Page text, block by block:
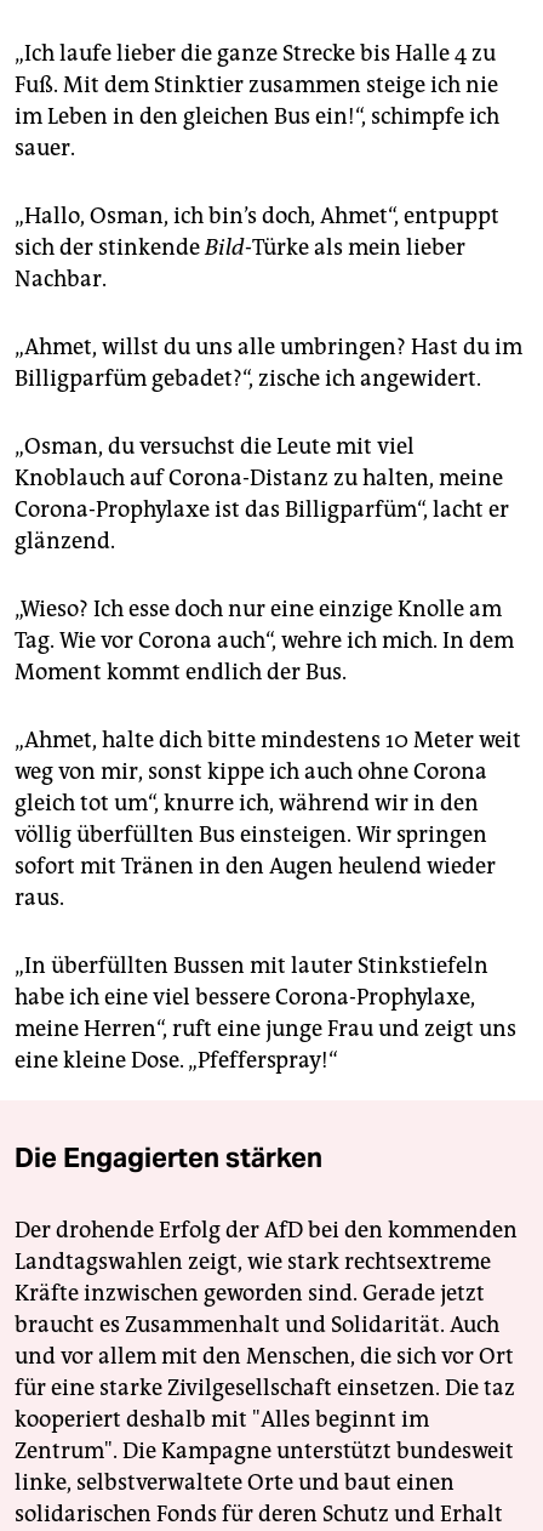
„Ich laufe lieber die ganze Strecke bis Halle 4 zu
Fuß. Mit dem Stinktier zusammen steige ich nie
im Leben in den gleichen Bus ein!“, schimpfe ich
sauer.
„Hallo, Osman, ich bin’s doch, Ahmet“, entpuppt
sich der stinkendeBild-Türke als mein lieber
Nachbar.
„Ahmet, willst du uns alle umbringen? Hast du im
Billigparfüm gebadet?“, zische ich angewidert.
„Osman, du versuchst die Leute mit viel
Knoblauch auf Corona-Distanz zu halten, meine
Corona-Prophylaxe ist das Billigparfüm“, lacht er
glänzend.
„Wieso? Ich esse doch nur eine einzige Knolle am
Tag. Wie vor Corona auch“, wehre ich mich. In dem
Moment kommt endlich der Bus.
„Ahmet, halte dich bitte mindestens 10 Meter weit
weg von mir, sonst kippe ich auch ohne Corona
gleich tot um“, knurre ich, während wir in den
völlig überfüllten Bus einsteigen. Wir springen
sofort mit Tränen in den Augen heulend wieder
raus.
„In überfüllten Bussen mit lauter Stinkstiefeln
habe ich eine viel bessere Corona-Prophylaxe,
meine Herren“, ruft eine junge Frau und zeigt uns
eine kleine Dose. „Pfefferspray!“
Die Engagierten stärken
Der drohende Erfolg der AfD bei den kommenden
Landtagswahlen zeigt, wie stark rechtsextreme
Kräfte inzwischen geworden sind. Gerade jetzt
braucht es Zusammenhalt und Solidarität. Auch
und vor allem mit den Menschen, die sich vor Ort
für eine starke Zivilgesellschaft einsetzen. Die taz
kooperiert deshalb mit "Alles beginnt im
Zentrum". Die Kampagne unterstützt bundesweit
linke, selbstverwaltete Orte und baut einen
solidarischen Fonds für deren Schutz und Erhalt